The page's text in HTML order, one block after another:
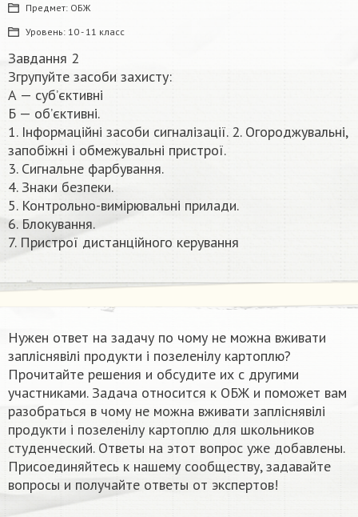
Предмет: ОБЖ
Уровень: 10 - 11 класс
Завдання 2
Згрупуйте засоби захисту:
А — суб’єктивні
Б — об’єктивні.
1. Інформаційні засоби сигналізації. 2. Огороджувальні,
запобіжні і обмежувальні пристрої.
3. Сигнальне фарбування.
4. Знаки безпеки.
5. Контрольно-вимірювальні прилади.
6. Блокування.
7. Пристрої дистанційного керування​
Нужен ответ на задачу по чому не можна вживати
запліснявілі продукти і позеленілу картоплю?
Прочитайте решения и обсудите их с другими
участниками. Задача относится к ОБЖ и поможет вам
разобраться в чому не можна вживати запліснявілі
продукти і позеленілу картоплю для школьников
студенческий. Ответы на этот вопрос уже добавлены.
Присоединяйтесь к нашему сообществу, задавайте
вопросы и получайте ответы от экспертов!